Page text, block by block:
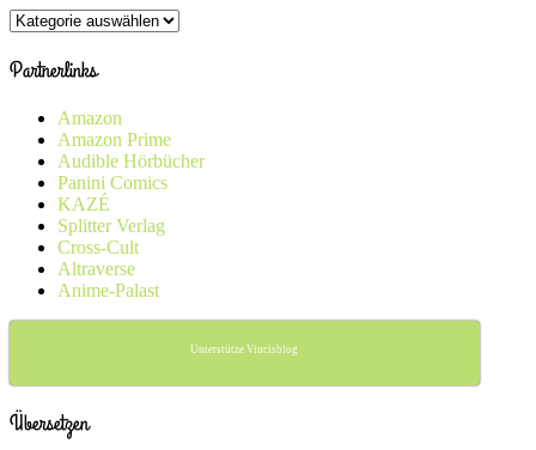
Kategorien
Partnerlinks
Amazon
Amazon Prime
Audible Hörbücher
Panini Comics
KAZÉ
Splitter Verlag
Cross-Cult
Altraverse
Anime-Palast
Unterstütze Vincisblog
Übersetzen